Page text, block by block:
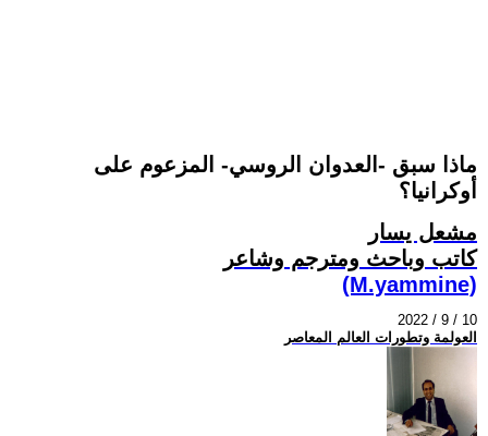
ماذا سبق -العدوان الروسي- المزعوم على
أوكرانيا؟
مشعل يسار
كاتب وباحث ومترجم وشاعر
(M.yammine)
2022 / 9 / 10
العولمة وتطورات العالم المعاصر